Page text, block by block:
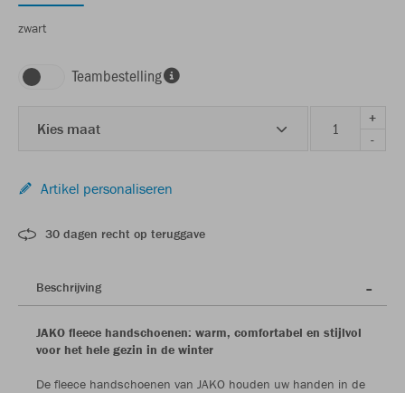
zwart
Teambestelling
Kies maat
+
-
Artikel personaliseren
30 dagen recht op teruggave
Beschrijving
JAKO fleece handschoenen: warm, comfortabel en stijlvol
voor het hele gezin in de winter
De fleece handschoenen van JAKO houden uw handen in de